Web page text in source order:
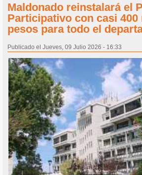
Maldonado reinstalará el
Participativo con casi 400
pesos para todo el
Publicado el Jueves, 09 Julio 2026 - 16:33